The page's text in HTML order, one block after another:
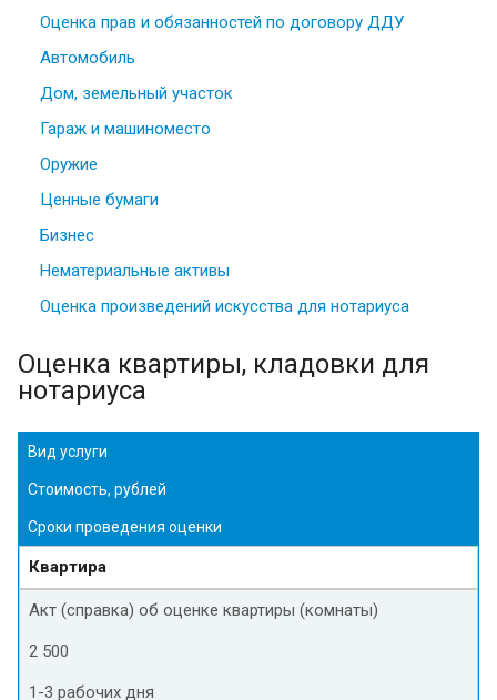
Оценка прав и обязанностей по договору ДДУ
Автомобиль
Дом, земельный участок
Гараж и машиноместо
Оружие
Ценные бумаги
Бизнес
Нематериальные активы
Оценка произведений искусства для нотариуса
Оценка квартиры, кладовки для
нотариуса
Вид услуги
Стоимость, рублей
Сроки проведения оценки
Квартира
Акт (справка) об оценке квартиры (комнаты)
2 500
1-3 рабочих дня